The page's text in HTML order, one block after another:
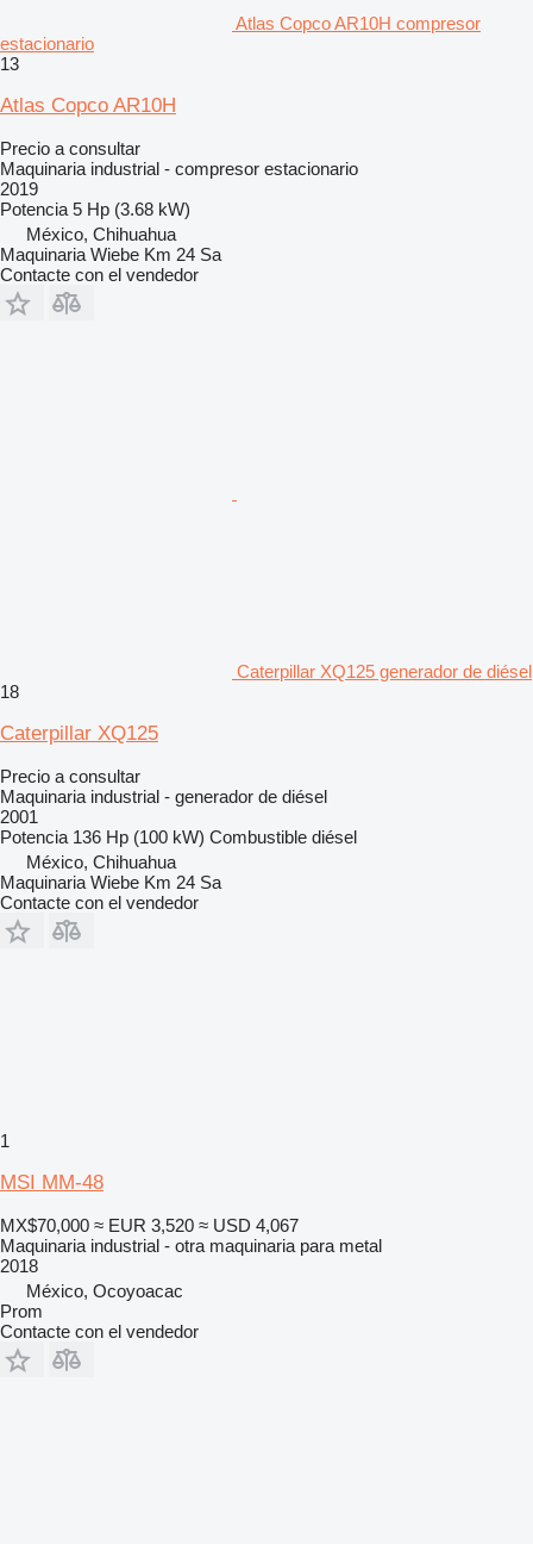
Atlas Copco AR10H compresor
estacionario
13
Atlas Copco AR10H
Precio a consultar
Maquinaria industrial - compresor estacionario
2019
Potencia 5 Hp (3.68 kW)
México, Chihuahua
Maquinaria Wiebe Km 24 Sa
Contacte con el vendedor
Caterpillar XQ125 generador de diésel
18
Caterpillar XQ125
Precio a consultar
Maquinaria industrial - generador de diésel
2001
Potencia 136 Hp (100 kW) Combustible diésel
México, Chihuahua
Maquinaria Wiebe Km 24 Sa
Contacte con el vendedor
1
MSI MM-48
MX$70,000 ≈ EUR 3,520 ≈ USD 4,067
Maquinaria industrial - otra maquinaria para metal
2018
México, Ocoyoacac
Prom
Contacte con el vendedor